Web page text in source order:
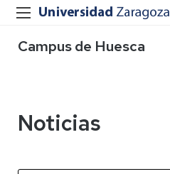
Campus de Huesca
Noticias